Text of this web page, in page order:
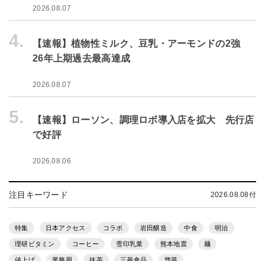
2026.08.07
4.
【速報】植物性ミルク、豆乳・アーモンドの2強
26年上期過去最高達成
2026.08.07
5.
【速報】ローソン、調理ロボ導入店を拡大 先行店
で好評
2026.08.06
注目キーワード 2026.08.08付
特集 日本アクセス コラボ 岩田醸造 中食 明治
理研ビタミン コーヒー 雪印乳業 熊本地震 麺
値上げ 業務用 抹茶 三菱食品 惣菜